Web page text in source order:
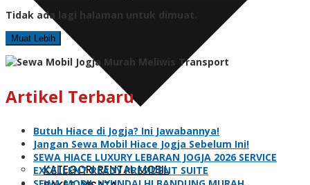
KATEGORI RENTAL MOBIL
Tidak ada lagi halaman untuk dimuat.
Muat Lebih
Artikel Terbaru
Butuh Hiace di Jogja? Ini Jawabannya!
Jangan Sewa Mobil Hiace Jogja Sebelum Ini!
SEWA HIACE LUXURY LEBARAN JOGJA 2026 SERVICE
EXCELLENT READY PRESIDENT SUITE